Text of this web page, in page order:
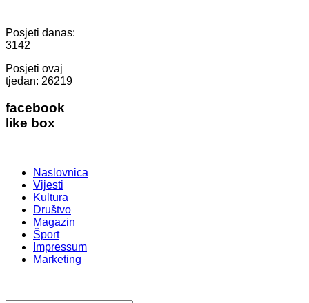
Posjeti danas:
3142
Posjeti ovaj
tjedan: 26219
facebook
like box
Naslovnica
Vijesti
Kultura
Društvo
Magazin
Šport
Impressum
Marketing